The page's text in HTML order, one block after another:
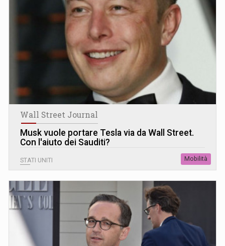
Wall Street Journal
Musk vuole portare Tesla via da Wall Street.
Con l'aiuto dei Sauditi?
STATI UNITI Mobilità